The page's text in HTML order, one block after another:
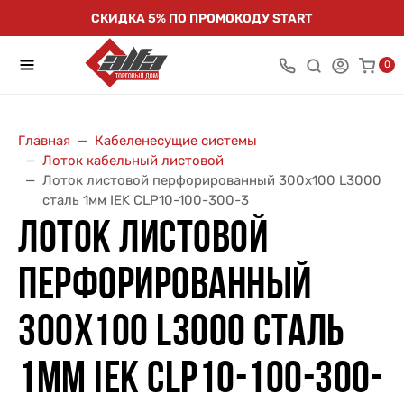
СКИДКА 5% ПО ПРОМОКОДУ START
0
Главная
Кабеленесущие системы
Лоток кабельный листовой
Лоток листовой перфорированный 300х100 L3000
сталь 1мм IEK CLP10-100-300-3
ЛОТОК ЛИСТОВОЙ
ПЕРФОРИРОВАННЫЙ
300Х100 L3000 СТАЛЬ
1ММ IEK CLP10-100-300-